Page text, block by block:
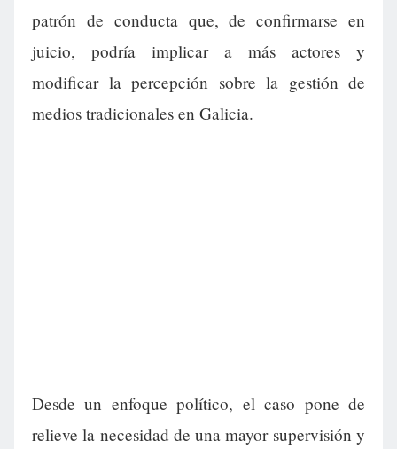
patrón de conducta que, de confirmarse en
juicio, podría implicar a más actores y
modificar la percepción sobre la gestión de
medios tradicionales en Galicia.
Desde un enfoque político, el caso pone de
relieve la necesidad de una mayor supervisión y